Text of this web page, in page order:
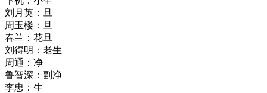
刘月英：旦
周玉楼：旦
春兰：花旦
刘得明：老生
周通：净
鲁智深：副净
李忠：生